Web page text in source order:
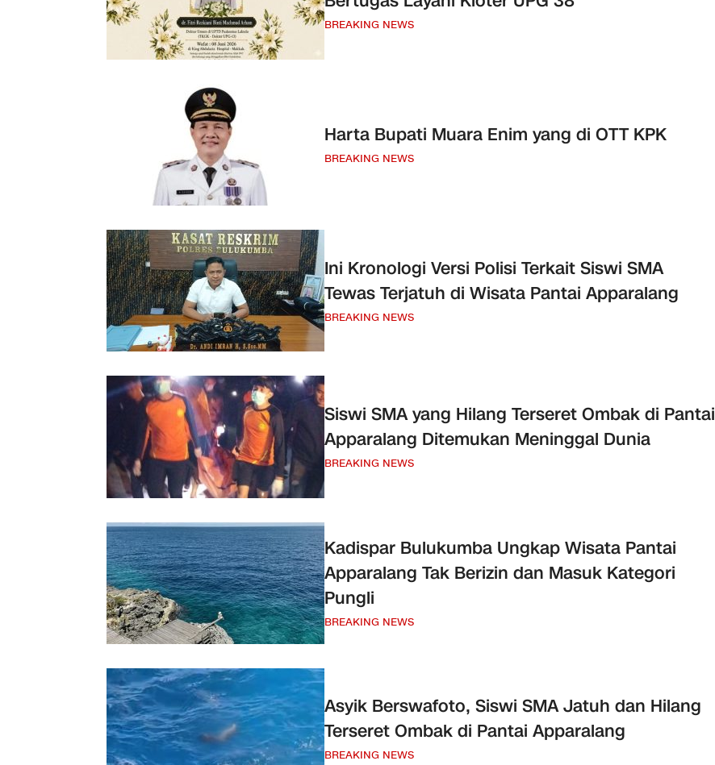
BREAKING NEWS
Harta Bupati Muara Enim yang di OTT KPK
BREAKING NEWS
Ini Kronologi Versi Polisi Terkait Siswi SMA
Tewas Terjatuh di Wisata Pantai Apparalang
BREAKING NEWS
Siswi SMA yang Hilang Terseret Ombak di Pantai
Apparalang Ditemukan Meninggal Dunia
BREAKING NEWS
Kadispar Bulukumba Ungkap Wisata Pantai
Apparalang Tak Berizin dan Masuk Kategori
Pungli
BREAKING NEWS
Asyik Berswafoto, Siswi SMA Jatuh dan Hilang
Terseret Ombak di Pantai Apparalang
BREAKING NEWS